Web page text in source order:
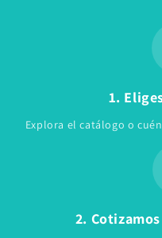
1.
Explora el catálogo o
2.